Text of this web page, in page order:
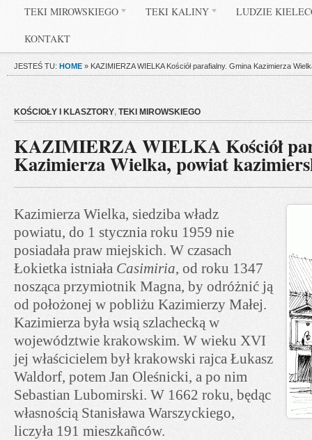
TEKI MIROWSKIEGO TEKI KALINY LUDZIE
KONTAKT
JESTEŚ TU: HOME » KAZIMIERZA WIELKA Kościół parafialny. Gmina Kazimierza
KOŚCIOŁY I KLASZTORY, TEKI MIROWSKIEGO
KAZIMIERZA WIELKA Kościół
Kazimierza Wielka, powiat
Kazimierza Wielka, siedziba władz
powiatu, do 1 stycznia roku 1959 nie
posiadała praw miejskich. W czasach
Łokietka istniała Casimiria, od roku 1347
nosząca przymiotnik Magna, by odróżnić ją
od położonej w pobliżu Kazimierzy Małej.
Kazimierza była wsią szlachecką w
województwie krakowskim. W wieku XVI
jej właścicielem był krakowski rajca Łukasz
Waldorf, potem Jan Oleśnicki, a po nim
Sebastian Lubomirski. W 1662 roku, będąc
własnością Stanisława Warszyckiego,
liczyła 191 mieszkañców.